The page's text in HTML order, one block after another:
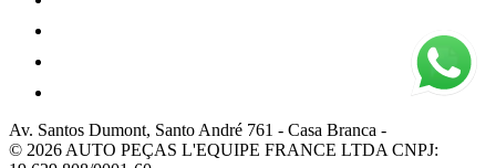
Av. Santos Dumont, Santo André 761 - Casa Branca -
© 2026 AUTO PEÇAS L'EQUIPE FRANCE LTDA CNPJ: